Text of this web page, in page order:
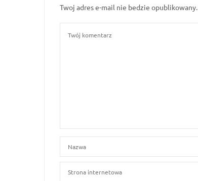
Twoj adres e-mail nie bedzie opublikowany.